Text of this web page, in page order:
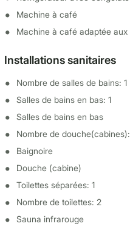
Machine à café
Machine à café adaptée aux
Installations sanitaires
Nombre de salles de bains: 1
Salles de bains en bas: 1
Salles de bains en bas
Nombre de douche(cabines):
Baignoire
Douche (cabine)
Toilettes séparées: 1
Nombre de toilettes: 2
Sauna infrarouge